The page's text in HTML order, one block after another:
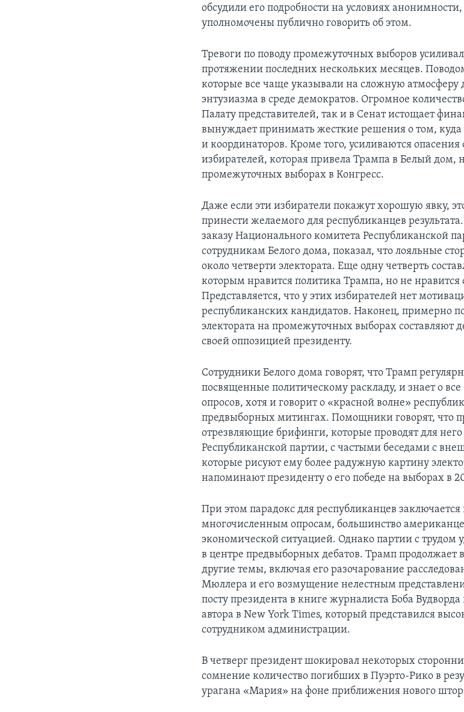
обсудили его подробности на условиях
уполномочены публично говорить об этом.
Тревоги по поводу промежуточных выборов
протяжении последних нескольких месяцев.
которые все чаще указывали на сложную атмосферу
энтузиазма в среде демократов. Огромное
Палату представителей, так и в Сенат истощает
вынуждает принимать жесткие решения о том, куда
и координаторов. Кроме того, усиливаются опасения
избирателей, которая привела Трампа в Белый дом,
промежуточных выборах в Конгресс.
Даже если эти избиратели покажут хорошую явку,
принести желаемого для республиканцев
заказу Национального комитета Республиканской
сотрудникам Белого дома, показал, что лояльные
около четверти электората. Еще одну четверть
которым нравится политика Трампа, но не нравится
Представляется, что у этих избирателей нет
республиканских кандидатов. Наконец, примерно
электората на промежуточных выборах составляют
своей оппозицией президенту.
Сотрудники Белого дома говорят, что Трамп
посвященные политическому раскладу, и знает о
опросов, хотя и говорит о «красной волне»
предвыборных митингах. Помощники говорят, что
отрезвляющие брифинги, которые проводят для
Республиканской партии, с частыми беседами с
которые рисуют ему более радужную картину
напоминают президенту о его победе на выборах в
При этом парадокс для республиканцев заключается
многочисленным опросам, большинство
экономической ситуацией. Однако партии с трудом
в центре предвыборных дебатов. Трамп продолжает
другие темы, включая его разочарование
Мюллера и его возмущение нелестным
посту президента в книге журналиста Боба
автора в New York Times, который представился
сотрудником администрации.
В четверг президент шокировал некоторых
сомнение количество погибших в Пуэрто-Рико в
урагана «Мария» на фоне приближения нового